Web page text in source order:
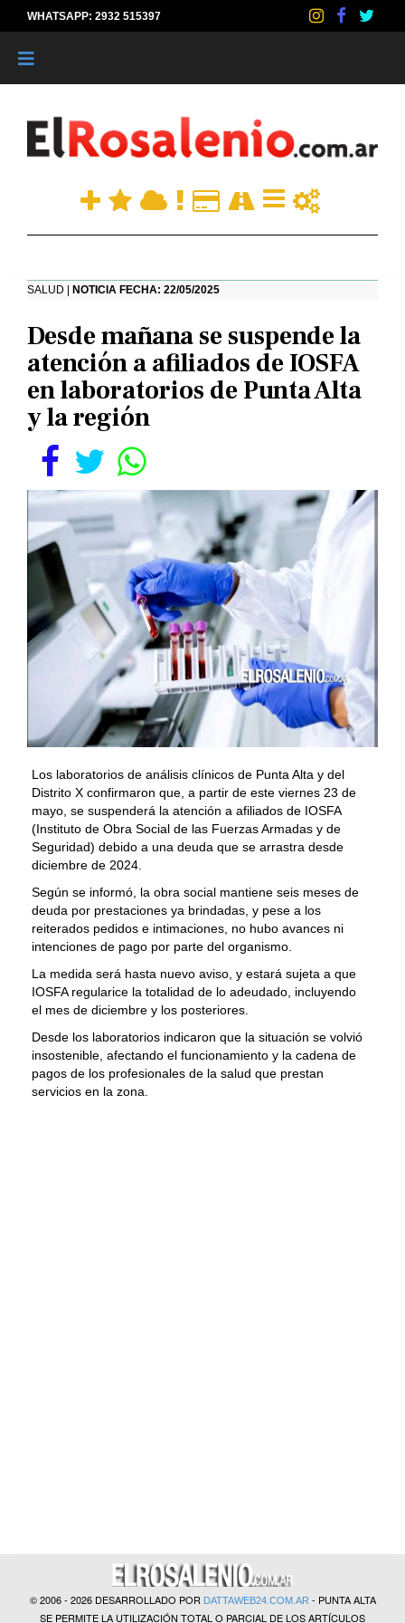
WHATSAPP: 2932 515397
SALUD | NOTICIA FECHA: 22/05/2025
Desde mañana se suspende la
atención a afiliados de IOSFA
en laboratorios de Punta Alta
y la región
Los laboratorios de análisis clínicos de Punta Alta y del
Distrito X confirmaron que, a partir de este viernes 23 de
mayo, se suspenderá la atención a afiliados de IOSFA
(Instituto de Obra Social de las Fuerzas Armadas y de
Seguridad) debido a una deuda que se arrastra desde
diciembre de 2024.
Según se informó, la obra social mantiene seis meses de
deuda por prestaciones ya brindadas, y pese a los
reiterados pedidos e intimaciones, no hubo avances ni
intenciones de pago por parte del organismo.
La medida será hasta nuevo aviso, y estará sujeta a que
IOSFA regularice la totalidad de lo adeudado, incluyendo
el mes de diciembre y los posteriores.
Desde los laboratorios indicaron que la situación se volvió
insostenible, afectando el funcionamiento y la cadena de
pagos de los profesionales de la salud que prestan
servicios en la zona.
© 2006 - 2026 DESARROLLADO POR DATTAWEB24.COM.AR- PUNTA ALTA
SE PERMITE LA UTILIZACIÓN TOTAL O PARCIAL DE LOS ARTÍCULOS